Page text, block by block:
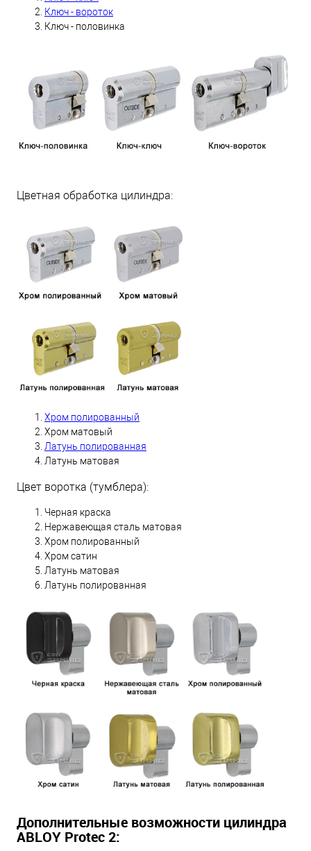
Ключ - вороток
Ключ - половинка
Цветная обработка цилиндра:
Хром полированный
Хром матовый
Латунь полированная
Латунь матовая
Цвет воротка (тумблера):
Черная краска
Нержавеющая сталь матовая
Хром полированный
Хром сатин
Латунь матовая
Латунь полированная
Дополнительные возможности цилиндра
ABLOY Protec 2: